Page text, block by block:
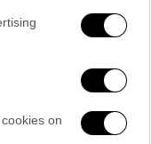
on
τα